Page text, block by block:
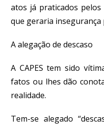
atos já praticados
que geraria insegurança
A alegação de descaso
A CAPES tem sido
fatos ou lhes dão
realidade.
Tem-se alegado